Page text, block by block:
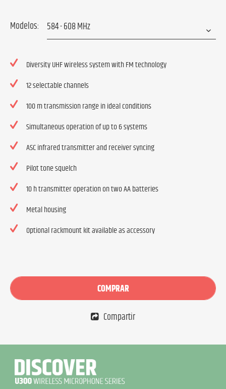
Modelos:
Diversity UHF wireless system with FM technology
12 selectable channels
100 m transmission range in ideal conditions
Simultaneous operation of up to 6 systems
ASC infrared transmitter and receiver syncing
Pilot tone squelch
10 h transmitter operation on two AA batteries
Metal housing
Optional rackmount kit available as accessory
COMPRAR
Compartir